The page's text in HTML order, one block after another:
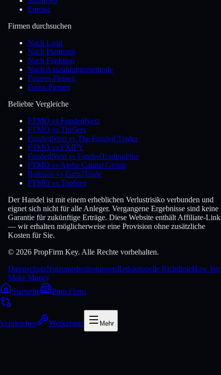
Europa
Firmen durchsuchen
Nach Land
Nach Plattform
Nach Funktion
Nach Auszahlungsmethode
Futures-Firmen
Forex-Firmen
Beliebte Vergleiche
FTMO vs FundedNext
FTMO vs The5ers
FundedNext vs The Funded Trader
FTMO vs FXIFY
FundedNext vs FundedTradingPlus
FTMO vs Alpha Capital Group
Bulenox vs Earn2Trade
FTMO vs TopStep
Der Handel ist mit einem erheblichen Verlustrisiko verbunden und
eignet sich nicht für alle Anleger. Vergangene Ergebnisse sind keine
Garantie für zukünftige Erträge. Diese Website enthält Affiliate-
— wir erhalten möglicherweise eine Provision ohne zusätzliche
Kosten für Sie.
© 2026 PropFirm Key. Alle Rechte vorbehalten.
DatenschutzNutzungsbedingungenRedaktionelle RichtlinieHow We
Make Money
Startseite
Prop Firms
Vergleichen Werkzeuge Mehr